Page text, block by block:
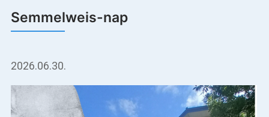
Semmelweis-nap
2026.06.30.